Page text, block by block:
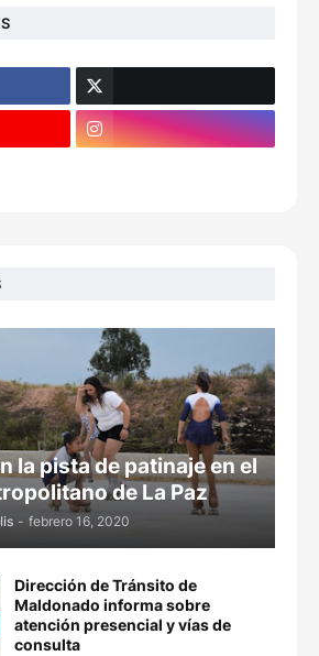
la pista de patinaje en el
de La Paz
- febrero 16, 2020
Dirección de Tránsito de
Maldonado informa sobre
atención presencial y vías de
consulta